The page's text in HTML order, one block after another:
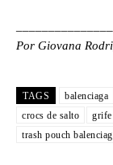
Por Giovana
TAGS balenciaga
crocs de salto
grife
trash pouch